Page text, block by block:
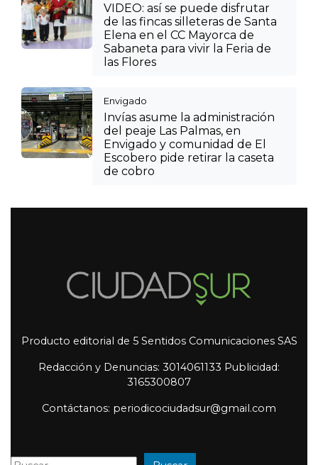
VIDEO: así se puede disfrutar
de las fincas silleteras de Santa
Elena en el CC Mayorca de
Sabaneta para vivir la Feria de
las Flores
Envigado
Invías asume la administración
del peaje Las Palmas, en
Envigado y comunidad de El
Escobero pide retirar la caseta
de cobro
Producto editorial de 5 Sentidos Comunicaciones SAS
Redacción y Denuncias: 3014061133 Publicidad:
3165300807
Contáctanos: periodicociudadsur@gmail.com